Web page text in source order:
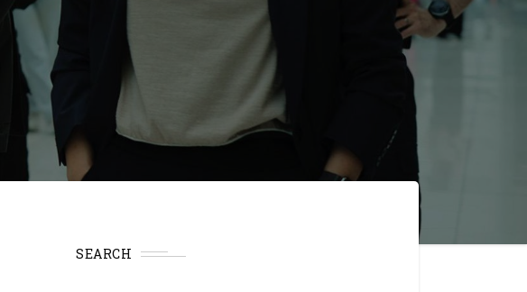
SEARCH